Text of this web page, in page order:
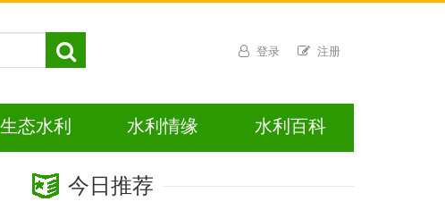
登录 注册
生态水利 水利情缘 水利百科
今日推荐